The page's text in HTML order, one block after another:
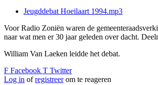
Jeugddebat Hoeilaart 1994.mp3
Voor Radio Zoniën waren de
naar wat men er 30 jaar geleden over dacht.
William Van Laeken leidde het debat.
F Facebook T Twitter
Log in ofregistreerom te reageren